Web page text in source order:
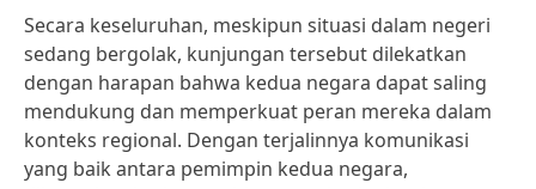
Secara keseluruhan, meskipun situasi dalam negeri
sedang bergolak, kunjungan tersebut dilekatkan
dengan harapan bahwa kedua negara dapat saling
mendukung dan memperkuat peran mereka dalam
konteks regional. Dengan terjalinnya komunikasi
yang baik antara pemimpin kedua negara,